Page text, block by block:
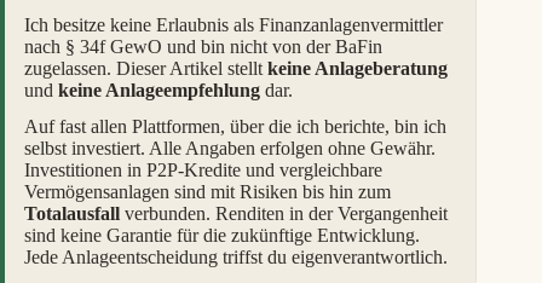
Ich besitze keine Erlaubnis als Finanzanlagenvermittler
nach § 34f GewO und bin nicht von der BaFin
zugelassen. Dieser Artikel stellt keine Anlageberatung
und keine Anlageempfehlung dar.
Auf fast allen Plattformen, über die ich berichte, bin ich
selbst investiert. Alle Angaben erfolgen ohne Gewähr.
Investitionen in P2P-Kredite und vergleichbare
Vermögensanlagen sind mit Risiken bis hin zum
Totalausfall verbunden. Renditen in der Vergangenheit
sind keine Garantie für die zukünftige Entwicklung.
Jede Anlageentscheidung triffst du eigenverantwortlich.